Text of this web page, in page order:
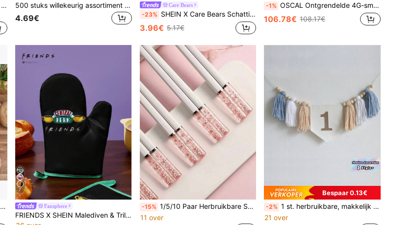
Cadeaus voor 3-jarige jongens en meisjes, Montessori-speelgoed voor 4-, 5- en 6-jarigen, activiteitenboekjes voor kleuters, educatief speelgoed voor de fijne motoriek, sensorische producten, kerstcadeaus.
500 stuks willekeurig assortiment kleine latex waterballonnen, 5,0 cm, zomerballonnen voor bruiloft, verjaardag, afstuderen, jubileum, carnavalspelen decoratie, zomerevenementen
4.69€
Care Bears
-23% SHEIN X Care Bears Schattig blauw geborduurd pluche oogmasker
3.96€ 5.17€
-1% OSCAL Ontgrendelde 4G-smartphone, Android 16-systeem, 6,56-inch HD+-display, octa-core processor, 4GB+8GB uitbreidbaar geheugen, 64GB/128GB ROM, maximale SD-kaartuitbreiding van 1TB, dubbele camera van 13MP+32MP, sneltoets aan de zijkant, grote batterij van 5000mAh, 3 kaartsleuven, dual-sim dual-standby (oplader niet inbegrepen)
106.78€ 108.17€
7
Fansphere
FRIENDS X SHEIN Malediven & Trilu Chip Print Hittebestendige Keuken Bakaccessoires, Kies Uit Handschoenen Of Pannenlappen, Ovenbestendig, Dikke Pad Isolatie
-15% 1/5/10 Paar Herbruikbare Sakura Bloem Eetstokjes, Gezond en Hygiënisch - Geschikt voor Thuis en Restaurant
11 over
Bespaar 0.13€
-2% 1 st. herbruikbare, makkelijk op te hangen, lichtgewicht, duurzame, opvallende, levendige blauwe kwastjes bloemenkrans, banner voor hoge stoel voor verjaardagsfeest, viering, muur, deur, fotorekwisiet voor vrouwen en mannen, Happy Birthday-banner, nu bestverkocht, populair, must-have feestelijke decoratie, elegante rustieke boho-stijl, perfect voor feestdecoratie, essentieel voor jubileum of elke viering
21 over